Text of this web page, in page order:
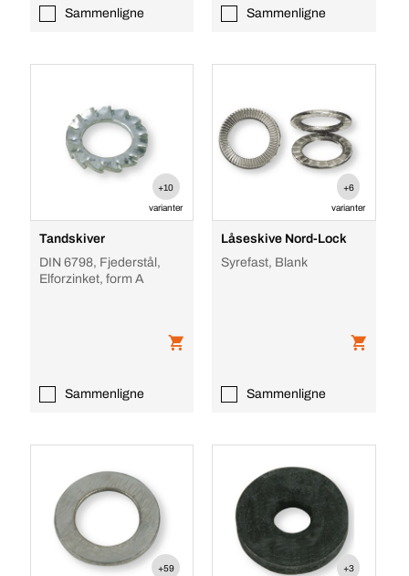
Sammenligne Sammenligne
+10
varianter
Tandskiver
DIN 6798, Fjederstål,
Elforzinket, form A
Sammenligne
+6
varianter
Låseskive Nord-Lock
Syrefast, Blank
Sammenligne
+59 +3